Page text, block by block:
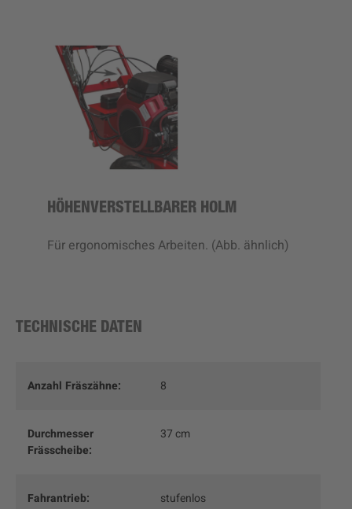
HÖHENVERSTELLBARER HOLM
Für ergonomisches Arbeiten. (Abb. ähnlich)
TECHNISCHE DATEN
Anzahl Fräszähne: 8
Durchmesser
Frässcheibe:
37 cm
Fahrantrieb: stufenlos